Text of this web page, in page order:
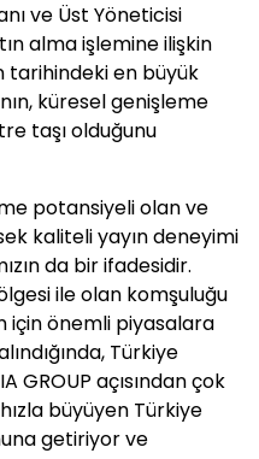
ve Üst Yöneticisi
alma işlemine ilişkin
tarihindeki en büyük
küresel genişleme
taşı olduğunu
potansiyeli olan ve
kaliteli yayın deneyimi
da bir ifadesidir.
ile olan komşuluğu
için önemli piyasalara
Türkiye
GROUP açısından çok
büyüyen Türkiye
getiriyor ve